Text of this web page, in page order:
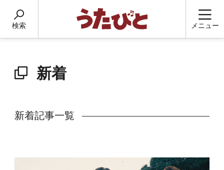
検索 メニュー
新着
新着記事一覧